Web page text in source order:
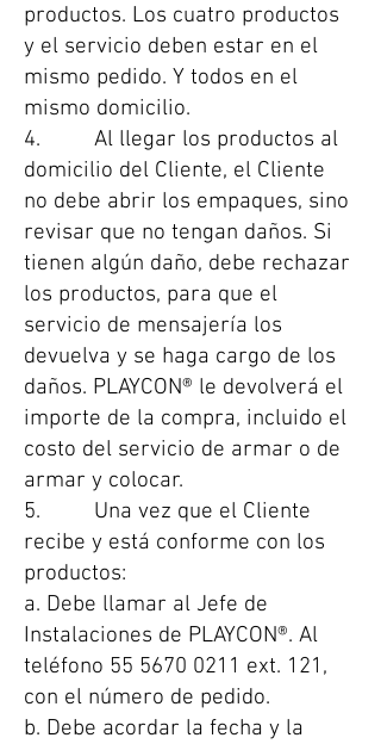
productos. Los cuatro productos
y el servicio deben estar en el
mismo pedido. Y todos en el
mismo domicilio.
4. Al llegar los productos al
domicilio del Cliente, el Cliente
no debe abrir los empaques, sino
revisar que no tengan daños. Si
tienen algún daño, debe rechazar
los productos, para que el
servicio de mensajería los
devuelva y se haga cargo de los
daños. PLAYCON® le devolverá el
importe de la compra, incluido el
costo del servicio de armar o de
armar y colocar.
5. Una vez que el Cliente
recibe y está conforme con los
productos:
a. Debe llamar al Jefe de
Instalaciones de PLAYCON®. Al
teléfono 55 5670 0211 ext. 121,
con el número de pedido.
b. Debe acordar la fecha y la